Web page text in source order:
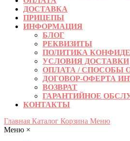
ДОСТАВКА
ПРИЦЕПЫ
ИНФОРМАЦИЯ
БЛОГ
РЕКВИЗИТЫ
ПОЛИТИКА
УСЛОВИЯ ДОСТАВКИ
ОПЛАТА / СПОСОБЫ
ДОГОВОР-ОФЕРТА
ВОЗВРАТ
ГАРАНТИЙНОЕ
КОНТАКТЫ
Главная Каталог Корзина Меню
Меню ×